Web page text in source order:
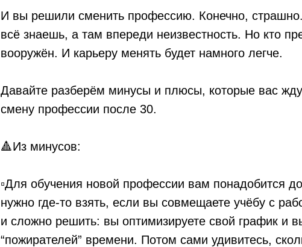
И вы решили сменить профессию. Конечно,
всё знаешь, а там впереди неизвестность. Но кто
вооружён. И карьеру менять будет намного легче.
Давайте разберём минусы и плюсы, которые вас
смену профессии после 30.
🔺Из минусов:
▫️Для обучения новой профессии вам понадобится
нужно где-то взять, если вы совмещаете учёбу с
и сложно решить: вы оптимизируете свой график и
“пожирателей” времени. Потом сами удивитесь,